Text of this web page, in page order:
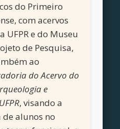
do Primeiro
com acervos
UFPR e do Museu
de Pesquisa,
ao
do Acervo do
e
, visando a
alunos no